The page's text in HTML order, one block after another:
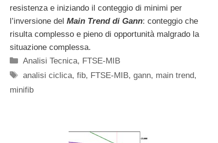
resistenza e iniziando il conteggio di minimi per
l’inversione del Main Trend di Gann: conteggio che
risulta complesso e pieno di opportunità malgrado la
situazione complessa.
Categorie
Analisi Tecnica, FTSE-MIB
Tag
analisi ciclica,fib, FTSE-MIB,gann, main trend,
minifib